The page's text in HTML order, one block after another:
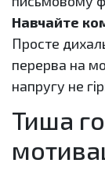
Навчайте
Просте
перерва на
напругу не
Тиша